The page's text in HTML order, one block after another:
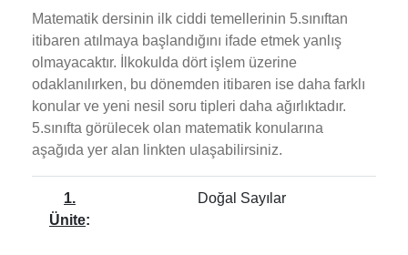
Matematik dersinin ilk ciddi temellerinin 5.sınıftan
itibaren atılmaya başlandığını ifade etmek yanlış
olmayacaktır. İlkokulda dört işlem üzerine
odaklanılırken, bu dönemden itibaren ise daha farklı
konular ve yeni nesil soru tipleri daha ağırlıktadır.
5.sınıfta görülecek olan matematik konularına
aşağıda yer alan linkten ulaşabilirsiniz.
1.
Ünite:
Doğal Sayılar